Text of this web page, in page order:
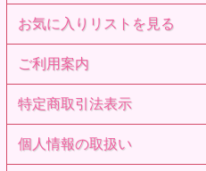
お気に入りリストを見る
ご利用案内
特定商取引法表示
個人情報の取扱い